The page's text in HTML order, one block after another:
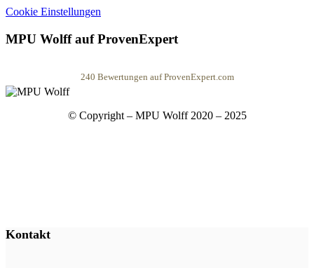
Cookie Einstellungen
MPU Wolff auf ProvenExpert
MPU Wolff
240 Bewertungen auf ProvenExpert.com
© Copyright – MPU Wolff 2020 – 2025
Kontakt